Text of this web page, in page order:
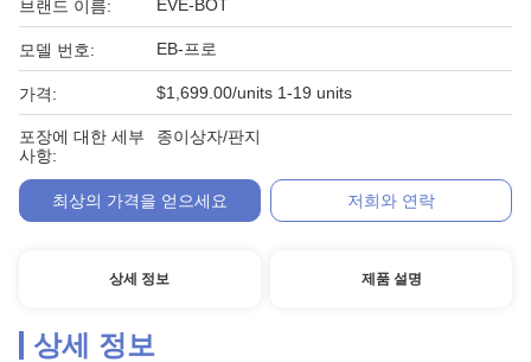
브랜드 이름: EVE-BOT
모델 번호: EB-프로
가격: $1,699.00/units 1-19 units
포장에 대한 세부
사항:
종이상자/판지
최상의 가격을 얻으세요 저희와 연락
상세 정보 제품 설명
상세 정보